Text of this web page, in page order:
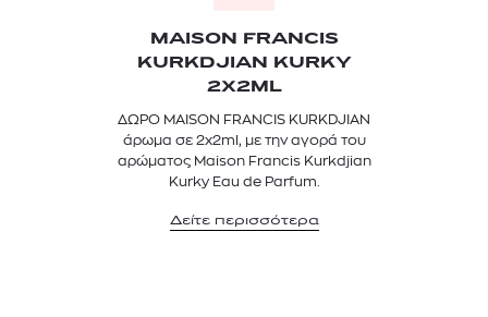
MAISON FRANCIS
KURKDJIAN KURKY
2X2ML
ΔΩΡΟ MAISON FRANCIS KURKDJIAN
άρωμα σε 2x2ml, με την αγορά του
αρώματος Maison Francis Kurkdjian
Kurky Eau de Parfum.
Δείτε περισσότερα